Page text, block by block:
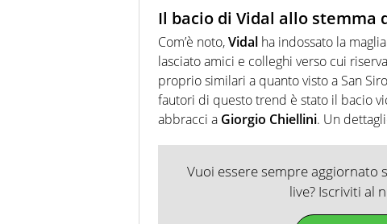
Il bacio di Vidal allo stemma
Com’è noto,Vidal ha indossato la
lasciato amici e colleghi verso cui
proprio similari a quanto visto a San
fautori di questo trend è stato il bacio
abbracci a Giorgio Chiellini. Un
Vuoi essere sempre aggiornato
live? Iscriviti al